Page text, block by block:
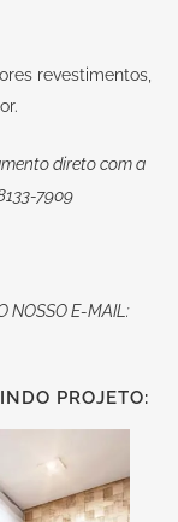
revestimentos,
direto com a
7909
NOSSO E-MAIL:
PROJETO: